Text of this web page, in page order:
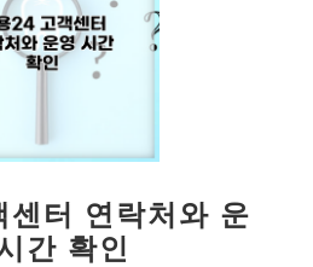
터 연락처와 운
간 확인